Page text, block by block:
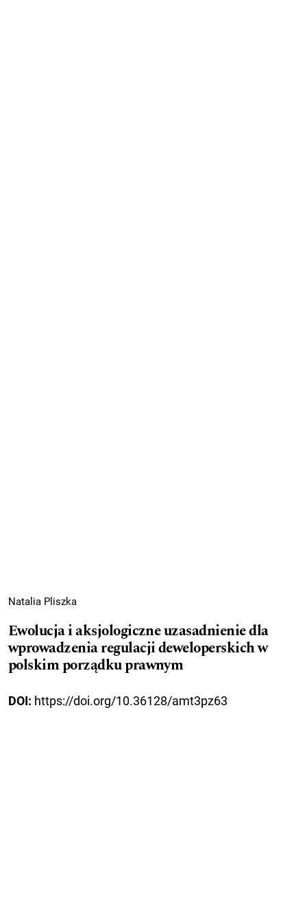
Natalia Pliszka
Ewolucja i aksjologiczne uzasadnienie dla
wprowadzenia regulacji deweloperskich w
polskim porządku prawnym
DOI: https://doi.org/10.36128/amt3pz63